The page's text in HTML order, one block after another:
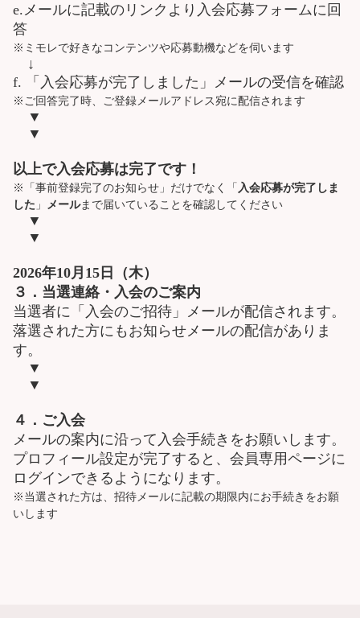
e.メールに記載のリンクより入会応募フォームに回
答
※ミモレで好きなコンテンツや応募動機などを伺います
↓
f. 「入会応募が完了しました」メールの受信を確認
※ご回答完了時、ご登録メールアドレス宛に配信されます
▼
▼
以上で入会応募は完了です！
※「事前登録完了のお知らせ」だけでなく「入会応募が完了しま
した 」 メールまで届いていることを確認してください
▼
▼
2026年10月15日（木）
３．当選連絡・入会のご案内
当選者に「入会のご招待」メールが配信されます。
落選された方にもお知らせメールの配信がありま
す。
▼
▼
４．ご入会
メールの案内に沿って入会手続きをお願いします。
プロフィール設定が完了すると、会員専用ページに
ログインできるようになります。
※当選された方は、招待メールに記載の期限内にお手続きをお願
いします